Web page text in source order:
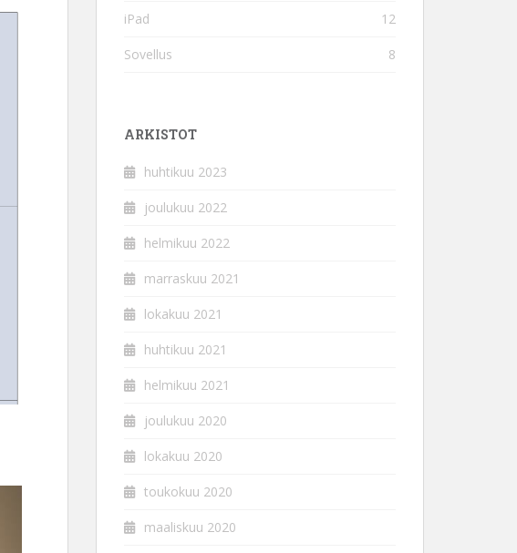
iPad 12
Sovellus 8
ARKISTOT
huhtikuu 2023
joulukuu 2022
helmikuu 2022
marraskuu 2021
lokakuu 2021
huhtikuu 2021
helmikuu 2021
joulukuu 2020
lokakuu 2020
toukokuu 2020
maaliskuu 2020